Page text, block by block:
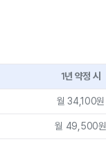
1년 약정 시
월 34,100원
월 49,500원